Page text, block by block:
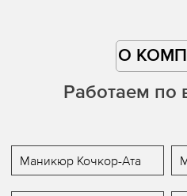
О
Работаем по
Маникюр Кочкор-Ата